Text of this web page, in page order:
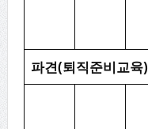
파견(퇴직준비교육)